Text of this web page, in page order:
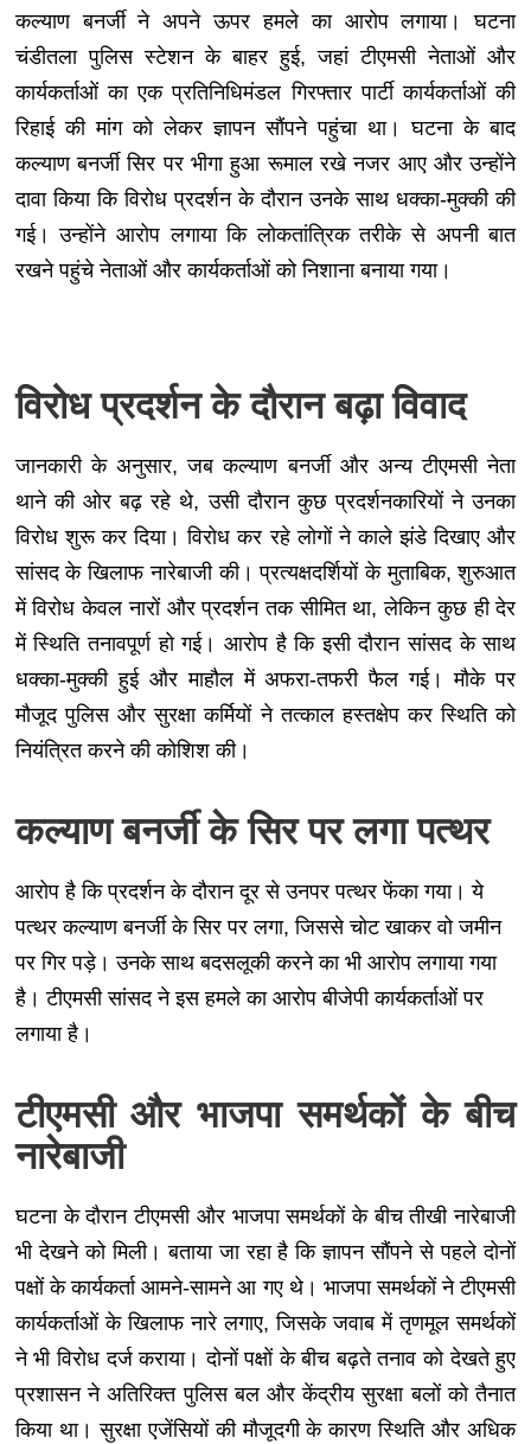
कल्याण बनर्जी ने अपने ऊपर हमले का आरोप लगाया। घटना
चंडीतला पुलिस स्टेशन के बाहर हुई, जहां टीएमसी नेताओं और
कार्यकर्ताओं का एक प्रतिनिधिमंडल गिरफ्तार पार्टी कार्यकर्ताओं की
रिहाई की मांग को लेकर ज्ञापन सौंपने पहुंचा था। घटना के बाद
कल्याण बनर्जी सिर पर भीगा हुआ रूमाल रखे नजर आए और उन्होंने
दावा किया कि विरोध प्रदर्शन के दौरान उनके साथ धक्का-मुक्की की
गई। उन्होंने आरोप लगाया कि लोकतांत्रिक तरीके से अपनी बात
रखने पहुंचे नेताओं और कार्यकर्ताओं को निशाना बनाया गया।
विरोध प्रदर्शन के दौरान बढ़ा विवाद
जानकारी के अनुसार, जब कल्याण बनर्जी और अन्य टीएमसी नेता
थाने की ओर बढ़ रहे थे, उसी दौरान कुछ प्रदर्शनकारियों ने उनका
विरोध शुरू कर दिया। विरोध कर रहे लोगों ने काले झंडे दिखाए और
सांसद के खिलाफ नारेबाजी की। प्रत्यक्षदर्शियों के मुताबिक, शुरुआत
में विरोध केवल नारों और प्रदर्शन तक सीमित था, लेकिन कुछ ही देर
में स्थिति तनावपूर्ण हो गई। आरोप है कि इसी दौरान सांसद के साथ
धक्का-मुक्की हुई और माहौल में अफरा-तफरी फैल गई। मौके पर
मौजूद पुलिस और सुरक्षा कर्मियों ने तत्काल हस्तक्षेप कर स्थिति को
नियंत्रित करने की कोशिश की।
कल्याण बनर्जी के सिर पर लगा पत्थर
आरोप है कि प्रदर्शन के दौरान दूर से उनपर पत्थर फेंका गया। ये
पत्थर कल्याण बनर्जी के सिर पर लगा, जिससे चोट खाकर वो जमीन
पर गिर पड़े। उनके साथ बदसलूकी करने का भी आरोप लगाया गया
है। टीएमसी सांसद ने इस हमले का आरोप बीजेपी कार्यकर्ताओं पर
लगाया है।
टीएमसी और भाजपा समर्थकों के बीच
नारेबाजी
घटना के दौरान टीएमसी और भाजपा समर्थकों के बीच तीखी नारेबाजी
भी देखने को मिली। बताया जा रहा है कि ज्ञापन सौंपने से पहले दोनों
पक्षों के कार्यकर्ता आमने-सामने आ गए थे। भाजपा समर्थकों ने टीएमसी
कार्यकर्ताओं के खिलाफ नारे लगाए, जिसके जवाब में तृणमूल समर्थकों
ने भी विरोध दर्ज कराया। दोनों पक्षों के बीच बढ़ते तनाव को देखते हुए
प्रशासन ने अतिरिक्त पुलिस बल और केंद्रीय सुरक्षा बलों को तैनात
किया था। सुरक्षा एजेंसियों की मौजूदगी के कारण स्थिति और अधिक